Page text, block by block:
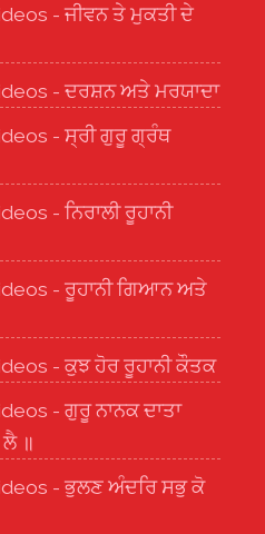
- ਜੀਵਨ ਤੇ ਮੁਕਤੀ ਦੇ
- ਦਰਸ਼ਨ ਅਤੇ ਮਰਯਾਦਾ
- ਸ੍ਰੀ ਗੁਰੂ ਗ੍ਰੰਥ
- ਨਿਰਾਲੀ ਰੂਹਾਨੀ
- ਰੂਹਾਨੀ ਗਿਆਨ ਅਤੇ
- ਕੁਝ ਹੋਰ ਰੂਹਾਨੀ ਕੌਤਕ
- ਗੁਰੂ ਨਾਨਕ ਦਾਤਾ
ਲੈ ॥
- ਭੁਲਣ ਅੰਦਰਿ ਸਭੁ ਕੋ